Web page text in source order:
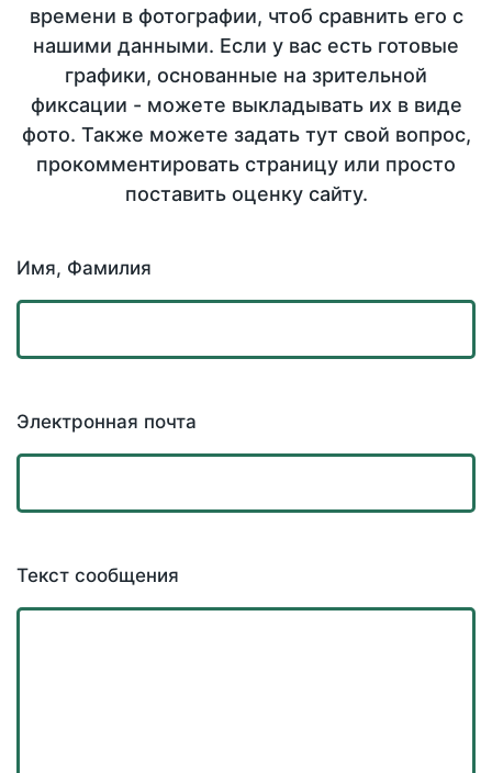
времени в фотографии, чтоб сравнить его с
нашими данными. Если у вас есть готовые
графики, основанные на зрительной
фиксации - можете выкладывать их в виде
фото. Также можете задать тут свой вопрос,
прокомментировать страницу или просто
поставить оценку сайту.
Имя, Фамилия
Электронная почта
Текст сообщения